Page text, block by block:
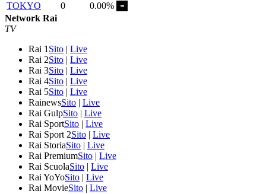
TOKYO
0
0.00%
Network Rai
TV
Rai 1 Sito | Live
Rai 2Sito | Live
Rai 3Sito | Live
Rai 4Sito | Live
Rai 5Sito | Live
RainewsSito | Live
Rai GulpSito | Live
Rai SportSito | Live
Rai Sport 2Sito | Live
Rai StoriaSito | Live
Rai PremiumSito | Live
Rai ScuolaSito | Live
Rai YoYoSito | Live
Rai MovieSito | Live